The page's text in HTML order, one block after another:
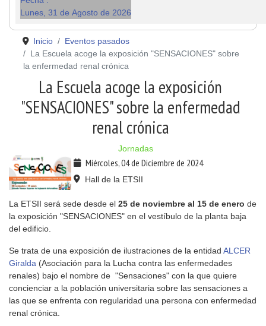
Lunes, 31 de Agosto de 2026
Inicio
Eventos pasados
La Escuela acoge la exposición "SENSACIONES" sobre
la enfermedad renal crónica
La Escuela acoge la exposición
"SENSACIONES" sobre la enfermedad
renal crónica
Jornadas
Miércoles, 04 de Diciembre de 2024
Hall de la ETSII
La ETSII será sede desde el 25 de noviembre al 15 de enero de
la exposición "SENSACIONES" en el vestíbulo de la planta baja
del edificio.
Se trata de una exposición de ilustraciones de la entidad ALCER
Giralda (Asociación para la Lucha contra las enfermedades
renales) bajo el nombre de "Sensaciones" con la que quiere
concienciar a la población universitaria sobre las sensaciones a
las que se enfrenta con regularidad una persona con enfermedad
renal crónica.